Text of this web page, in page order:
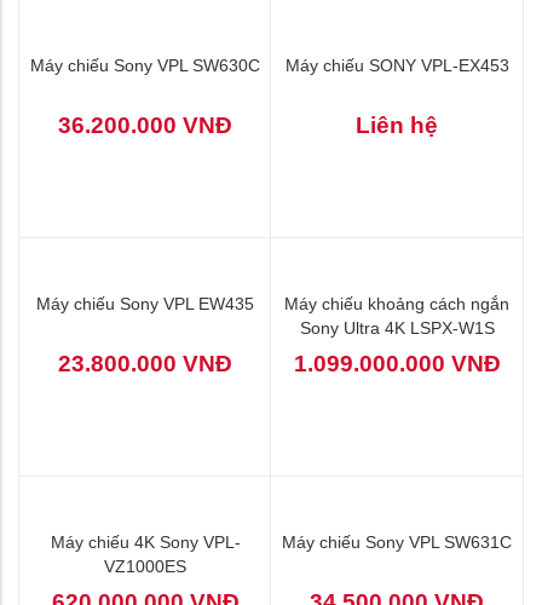
Máy chiếu Sony VPL SX630
28.400.000 VNĐ
Máy chiếu Sony VPL SW631
39.000.000 VNĐ
Máy chiếu Sony VPL SW630C
36.200.000 VNĐ
Máy chiếu SONY VPL-EX453
Liên hệ
Máy chiếu Sony VPL EW435
23.800.000 VNĐ
Máy chiếu khoảng cách ngắn
Sony Ultra 4K LSPX-W1S
1.099.000.000 VNĐ